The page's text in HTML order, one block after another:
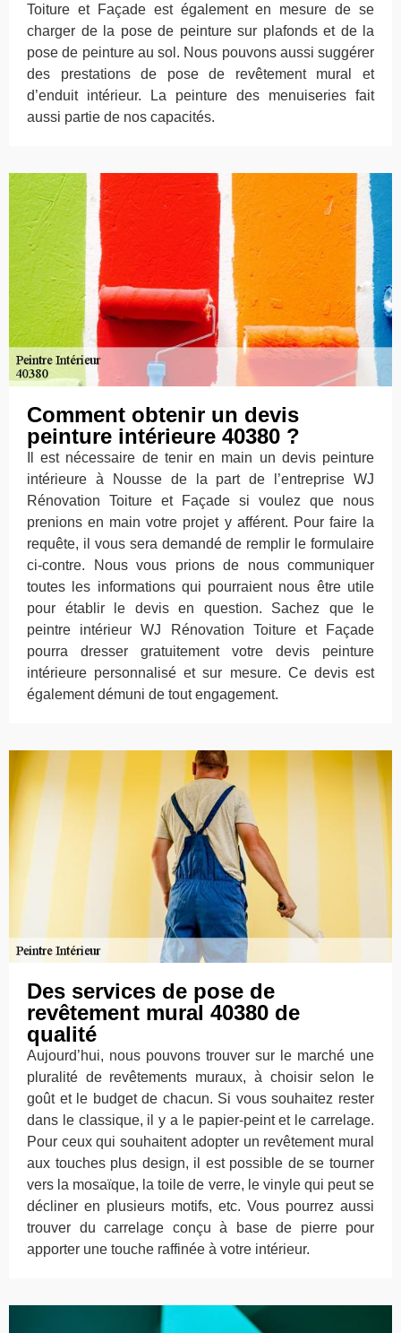
Toiture et Façade est également en mesure de se
charger de la pose de peinture sur plafonds et de la
pose de peinture au sol. Nous pouvons aussi suggérer
des prestations de pose de revêtement mural et
d’enduit intérieur. La peinture des menuiseries fait
aussi partie de nos capacités.
Comment obtenir un devis
peinture intérieure 40380 ?
Il est nécessaire de tenir en main un devis peinture
intérieure à Nousse de la part de l’entreprise WJ
Rénovation Toiture et Façade si voulez que nous
prenions en main votre projet y afférent. Pour faire la
requête, il vous sera demandé de remplir le formulaire
ci-contre. Nous vous prions de nous communiquer
toutes les informations qui pourraient nous être utile
pour établir le devis en question. Sachez que le
peintre intérieur WJ Rénovation Toiture et Façade
pourra dresser gratuitement votre devis peinture
intérieure personnalisé et sur mesure. Ce devis est
également démuni de tout engagement.
Des services de pose de
revêtement mural 40380 de
qualité
Aujourd’hui, nous pouvons trouver sur le marché une
pluralité de revêtements muraux, à choisir selon le
goût et le budget de chacun. Si vous souhaitez rester
dans le classique, il y a le papier-peint et le carrelage.
Pour ceux qui souhaitent adopter un revêtement mural
aux touches plus design, il est possible de se tourner
vers la mosaïque, la toile de verre, le vinyle qui peut se
décliner en plusieurs motifs, etc. Vous pourrez aussi
trouver du carrelage conçu à base de pierre pour
apporter une touche raffinée à votre intérieur.